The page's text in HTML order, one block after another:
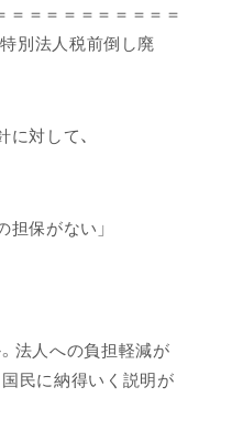
＝＝＝＝＝＝＝＝＝＝
別法人税前倒し廃
対して、
保がない」
法人への負担軽減が
民に納得いく説明が